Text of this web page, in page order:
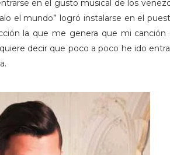
en el gusto musical de los
el mundo” logró instalarse en el
la que me genera que mi
decir que poco a poco he ido